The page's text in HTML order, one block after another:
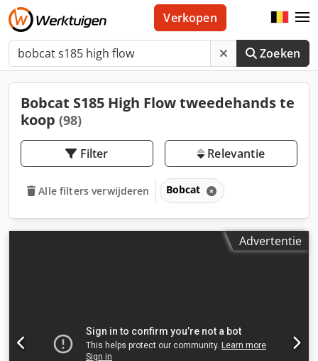
Zoeken
Verkopen
Bobcat S185 High Flow tweedehands te
koop (98)
Filter Relevantie
Alle filters verwijderen Bobcat
Advertentie